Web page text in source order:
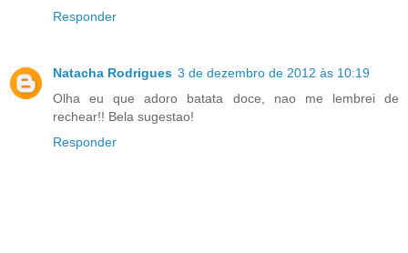
Responder
Natacha Rodrigues 3 de dezembro de 2012 às 10:19
Olha eu que adoro batata doce, nao me lembrei de
rechear!! Bela sugestao!
Responder